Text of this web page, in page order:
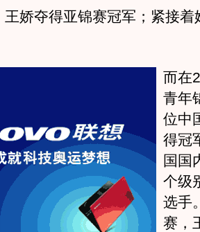
夺得亚锦赛冠军；紧接着
而在
青年
位中
得冠
国国
个级
选手
赛，